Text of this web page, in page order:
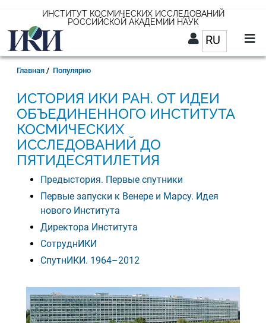
основному
содержанию
ИНСТИТУТ КОСМИЧЕСКИХ ИССЛЕДОВАНИЙ
РОССИЙСКОЙ АКАДЕМИИ НАУК
RUСписок
RU
Строка
навигации
Главная Популярно
ИСТОРИЯ ИКИ РАН. ОТ ИДЕИ
ОБЪЕДИНЕННОГО ИНСТИТУТА
КОСМИЧЕСКИХ
ИССЛЕДОВАНИЙ ДО
ПЯТИДЕСЯТИЛЕТИЯ
МЕНЮ
СТРАНИЦЫ
ИСТОРИИ
Предыстория. Первые спутники
Первые запуски к Венере и Марсу. Идея
нового Института
Директора Института
СотруднИКИ
СпутнИКИ. 1964–2012